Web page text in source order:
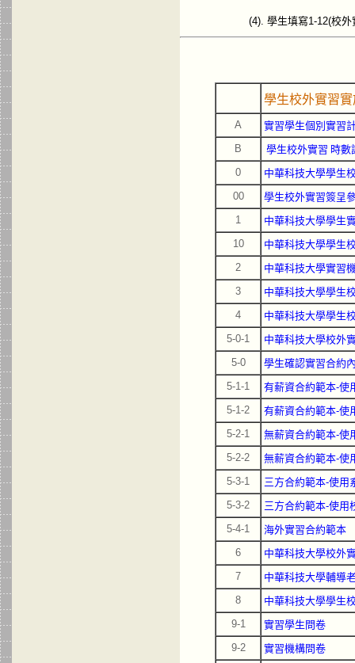
(4). 學生填寫1-12(校
學生校外實習
A
實習學生個別實習
B
學生校外實習 時數
0
中華科技大學學生
00
學生校外實習簽呈
1
中華科技大學學生
10
中華科技大學學生
2
中華科技大學實習
3
中華科技大學學生
4
中華科技大學學生
5-0-1
中華科技大學校外
5-0
學生確認實習合約
5-1-1
有薪資合約範本-使
5-1-2
有薪資合約範本-使
5-2-1
無薪資合約範本-使
5-2-2
無薪資合約範本-使
5-3-1
三方合約範本-使用
5-3-2
三方合約範本-使用
5-4-1
海外實習合約範本
6
中華科技大學校外
7
中華科技大學輔導
8
中華科技大學學生
9-1
實習學生問卷
9-2
實習機構問卷